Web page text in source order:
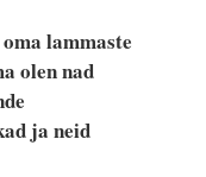
lammaste
olen nad
ja neid